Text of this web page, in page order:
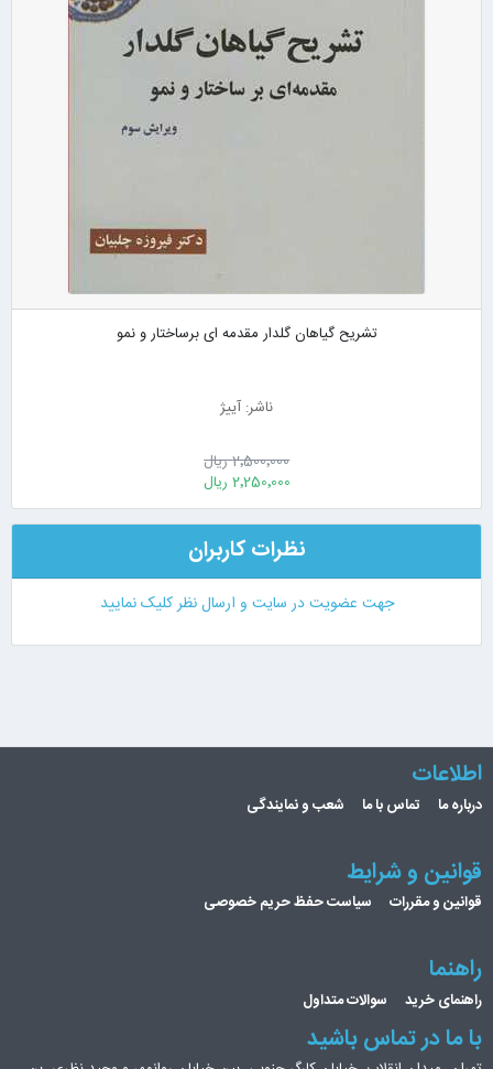
تشریح گیاهان گلدار مقدمه ای برساختار و نمو
ناشر: آییژ
2٬500٬000 ریال
2٬250٬000 ریال
نظرات کاربران
جهت عضویت در سایت و ارسال نظر کلیک نمایید
اطلاعات
درباره ما تماس با ما شعب و نمایندگی
قوانین و شرایط
قوانین و مقررات سیاست حفظ حریم خصوصی
راهنما
راهنمای خرید سوالات متداول
با ما در تماس باشید